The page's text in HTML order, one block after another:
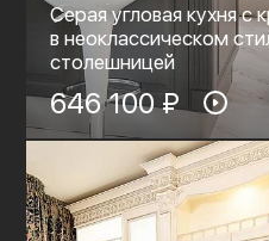
Серая угловая кухня
в неоклассическом
столешницей
646 100 ₽